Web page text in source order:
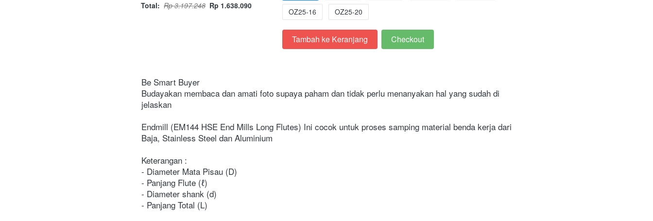
Total: Rp 3.197.248 Rp 1.638.090
OZ25-16 OZ25-20
`
Tambah ke Keranjang `
Checkout
Be Smart Buyer
Budayakan membaca dan amati foto supaya paham dan tidak perlu menanyakan hal yang sudah di
jelaskan
Endmill (EM144 HSE End Mills Long Flutes) Ini cocok untuk proses samping material benda kerja dari
Baja, Stainless Steel dan Aluminium
Keterangan :
- Diameter Mata Pisau (D)
- Panjang Flute (ℓ)
- Diameter shank (d)
- Panjang Total (L)